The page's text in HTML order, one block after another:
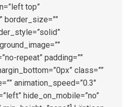
top”
border_size=””
repeat” padding=””
class=””
animation_speed=”0.3″
hide_on_mobile=”no”